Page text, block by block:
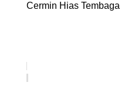
Cermin Hias Tembaga